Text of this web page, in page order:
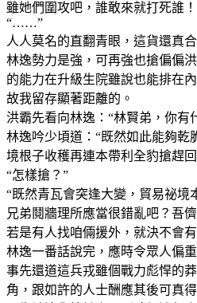
雖她們圍攻吧，誰敢來就打死誰
“……”
人人莫名的直翻青眼，這貨還真
林逸勢力是強，可再強也搶偏偏
的能力在升級生院雖說也能排在
故我留存顯著距離的。
洪霸先看向林逸：“林賢弟，你有
林逸吟少頃道：“既然如此能夠乾
境根子收穫再連本帶利全豹搶趕
“怎樣搶？”
“既然青瓦會突逢大變，貿易祕境
兄弟鬩牆理所應當很錯亂吧？吾
若是有人找咱倆援外，就決不會
林逸一番話說完，應時令眾人偏重
事先還道這兵戎雖個戰力彪悍的
角，跟如許的人士酬應其後可真